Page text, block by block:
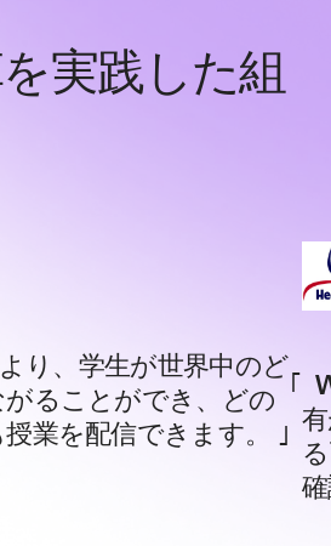
実践した組
り、学生が世界中のど
ることができ、どの
業を配信できます。